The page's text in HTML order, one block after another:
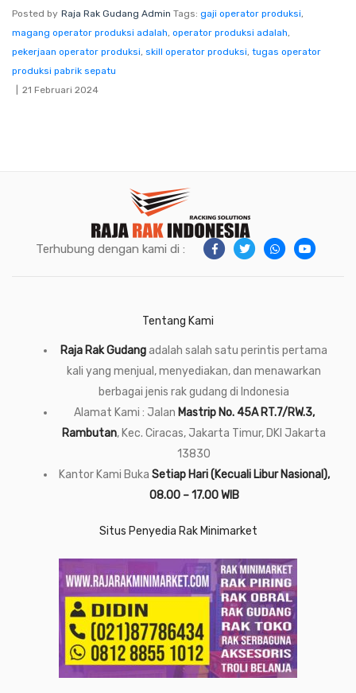
Posted by Raja Rak Gudang Admin Tags: gaji operator produksi,
magang operator produksi adalah, operator produksi adalah,
pekerjaan operator produksi, skill operator produksi, tugas operator
produksi pabrik sepatu
21 Februari 2024
Terhubung dengan kami di :
Tentang Kami
Raja Rak Gudangadalah salah satu perintis pertama
kali yang menjual, menyediakan, dan menawarkan
berbagai jenis rak gudang di Indonesia
Alamat Kami : Jalan Mastrip No. 45A RT.7/RW.3,
Rambutan, Kec. Ciracas, Jakarta Timur, DKI Jakarta
13830
Kantor Kami Buka Setiap Hari (Kecuali Libur Nasional),
08.00 – 17.00 WIB
Situs Penyedia Rak Minimarket